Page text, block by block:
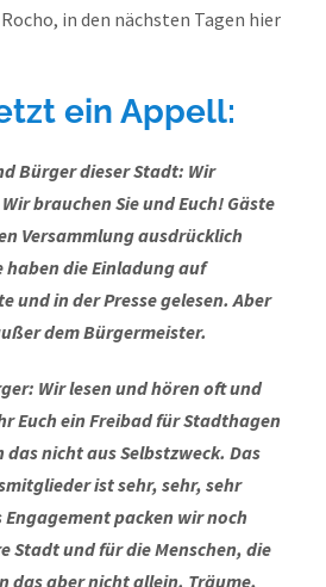
in den nächsten Tagen hier
ein Appell:
Bürger dieser Stadt: Wir
brauchen Sie und Euch! Gäste
Versammlung ausdrücklich
haben die Einladung auf
und in der Presse gelesen. Aber
dem Bürgermeister.
Wir lesen und hören oft und
Euch ein Freibad für Stadthagen
nicht aus Selbstzweck. Das
ist sehr, sehr, sehr
packen wir noch
Stadt und für die Menschen, die
das aber nicht allein. Träume,